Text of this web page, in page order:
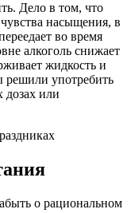
Дело в том, что
насыщения, в
во время
алкоголь снижает
жидкость и
решили употребить
дозах или
о рациональном